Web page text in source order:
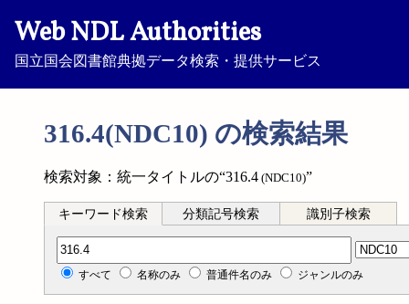
Web NDL Authorities
国立国会図書館典拠データ検索・提供サービス
316.4(NDC10) の検索結果
検索対象：統一タイトルの“316.4 (NDC10)”
キーワード検索 分類記号検索 識別子検索
分類記号検索
すべて 名称のみ 普通件名のみ ジャンルのみ